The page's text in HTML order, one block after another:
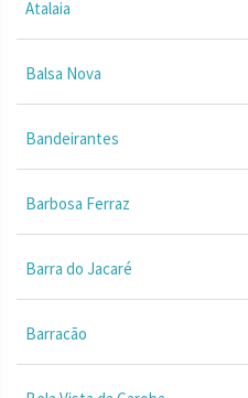
Atalaia
Balsa Nova
Bandeirantes
Barbosa Ferraz
Barra do Jacaré
Barracão